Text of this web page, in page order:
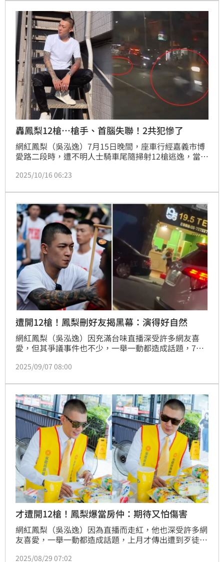
房仲，並勵志寫道：「在富饒人情味的國境之南，再一
次看到嶄新的目標。」
轟鳳梨12槍⋯槍手、首腦失聯！2共犯慘了
網紅鳳梨（吳泓逸）7月15日晚間，座車行經嘉義市博
愛路二段時，遭不明人士騎車尾隨掃射12槍逃逸，當時
槍手謝男、幕後主使者陳男在逃、遭通緝，負責接應、
及藏匿人犯等罪嫌起訴。
2025/10/16 06:23
遭開12槍！鳳梨刪好友揭黑幕：演得好自然
網紅鳳梨（吳泓逸）因充滿台味直播深受許多網友喜
愛，但其爭議事件也不少，一舉一動都造成話題，7月
無預警曬出吊點滴的畫面，飲料店又遭人潑糞，不斷出
2025/09/07 08:00
才遭開12槍！鳳梨爆當房仲：期待又怕傷害
網紅鳳梨（吳泓逸）因為直播而走紅，他也深受許多網
友喜愛，一舉一動都造成話題，上月才傳出遭到歹徒鎖
的畫面，飲料店又遭人潑糞，不斷出事。鳳梨今（29
2025/08/29 07:02